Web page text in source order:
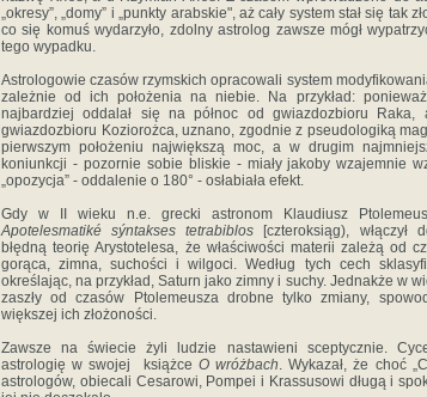
„okresy”, „domy” i „punkty arabskie", aż cały system stał się tak
co się komuś wydarzyło, zdolny astrolog zawsze mógł
tego wypadku.
Astrologowie czasów rzymskich opracowali system
zależnie od ich położenia na niebie. Na przykład:
najbardziej oddalał się na północ od gwiazdozbioru
gwiazdozbioru Koziorożca, uznano, zgodnie z pseudologiką
pierwszym położeniu największą moc, a w drugim
koniunkcji - pozornie sobie bliskie - miały jakoby wzajemnie
„opozycja” - oddalenie o 180° - osłabiała efekt.
Gdy w II wieku n.e. grecki astronom Klaudiusz
Apotelesmatiké sýntakses tetrabiblos [czteroksiąg), włączył
błędną teorię Arystotelesa, że właściwości materii zależą od
gorąca, zimna, suchości i wilgoci. Według tych cech
określając, na przykład, Saturn jako zimny i suchy. Jednakże w
zaszły od czasów Ptolemeusza drobne tylko zmiany,
większej ich złożoności.
Zawsze na świecie żyli ludzie nastawieni sceptycznie.
astrologię w swojej książce O wróżbach. Wykazał, że choć
astrologów, obiecali Cesarowi, Pompei i Krassusowi długą i